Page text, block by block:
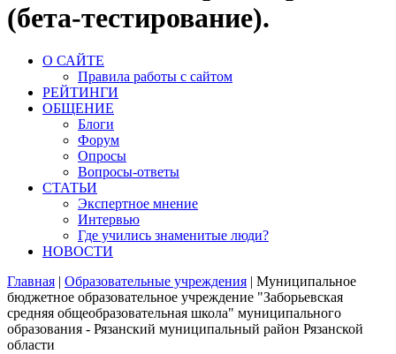
(бета-тестирование).
О САЙТЕ
Правила работы с сайтом
РЕЙТИНГИ
ОБЩЕНИЕ
Блоги
Форум
Опросы
Вопросы-ответы
СТАТЬИ
Экспертное мнение
Интервью
Где учились знаменитые люди?
НОВОСТИ
Главная | Образовательные учреждения | Муниципальное
бюджетное образовательное учреждение "Заборьевская
средняя общеобразовательная школа" муниципального
образования - Рязанский муниципальный район Рязанской
области